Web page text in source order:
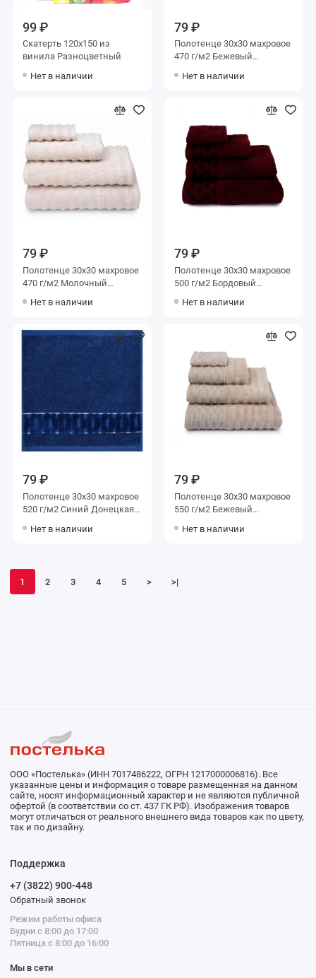
99 ₽
Скатерть 120х150 из
винила Разноцветный
Нет в наличии
79 ₽
Полотенце 30х30 махровое
470 г/м2 Бежевый
Нет в наличии
79 ₽
Полотенце 30х30 махровое
470 г/м2 Молочный
Нет в наличии
79 ₽
Полотенце 30х30 махровое
500 г/м2 Бордовый
Нет в наличии
79 ₽
Полотенце 30х30 махровое
520 г/м2 Синий Донецкая
Нет в наличии
79 ₽
Полотенце 30х30 махровое
550 г/м2 Бежевый
Нет в наличии
1 2 3 4 5 > >|
ООО «Постелька» (ИНН 7017486222, ОГРН 1217000006816). Все
указанные цены и информация о товаре размещенная на данном
сайте, носят информационный характер и не являются публичной
офертой (в соответствии со ст. 437 ГК РФ). Изображения товаров
могут отличаться от реального внешнего вида товаров как по цвету,
так и по дизайну.
Поддержка
+7 (3822) 900-448
Обратный звонок
Режим работы офиса
Будни с 8:00 до 17:00
Пятница с 8:00 до 16:00
Мы в сети